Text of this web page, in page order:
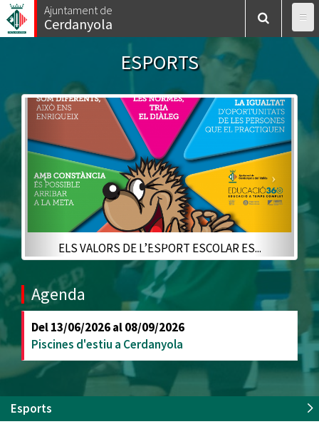
Vés
al
Ajuntament de
Cerdanyola
ESPORTS
ELS VALORS DE L’ESPORT ESCOLAR ES...
Previous Next
Agenda
Del13/06/2026al08/09/2026
Piscines d'estiu a Cerdanyola
Esports